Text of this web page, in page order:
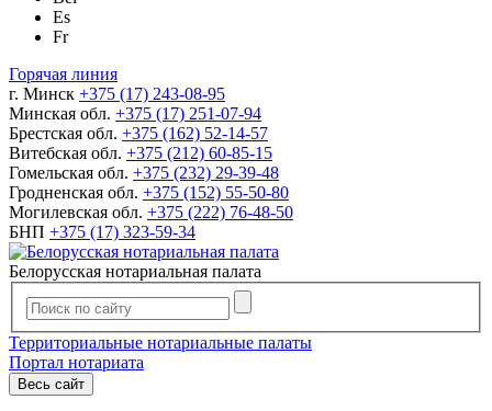
Es
Fr
Горячая линия
г. Минск +375 (17) 243-08-95
Минская обл. +375 (17) 251-07-94
Брестская обл. +375 (162) 52-14-57
Витебская обл. +375 (212) 60-85-15
Гомельская обл. +375 (232) 29-39-48
Гродненская обл. +375 (152) 55-50-80
Могилевская обл. +375 (222) 76-48-50
БНП +375 (17) 323-59-34
Белорусская нотариальная палата
Территориальные нотариальные палаты
Портал нотариата
Весь сайт